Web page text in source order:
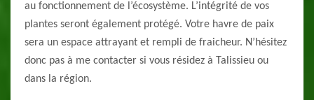
au fonctionnement de l’écosystème. L’intégrité de vos
plantes seront également protégé. Votre havre de paix
sera un espace attrayant et rempli de fraicheur. N’hésitez
donc pas à me contacter si vous résidez à Talissieu ou
dans la région.